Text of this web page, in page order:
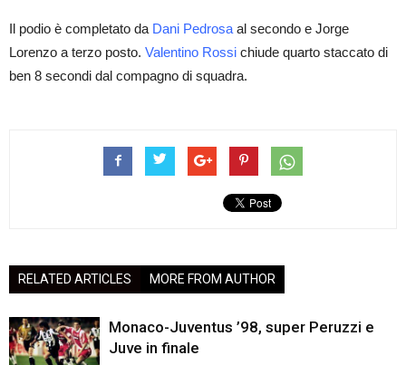
Il podio è completato da Dani Pedrosa al secondo e Jorge
Lorenzo a terzo posto. Valentino Rossi chiude quarto staccato di
ben 8 secondi dal compagno di squadra.
RELATED ARTICLES MORE FROM AUTHOR
Monaco-Juventus ’98, super Peruzzi e
Juve in finale